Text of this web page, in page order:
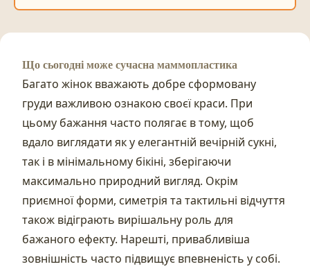
Що сьогодні може сучасна маммопластика
Багато жінок вважають добре сформовану
груди важливою ознакою своєї краси. При
цьому бажання часто полягає в тому, щоб
вдало виглядати як у елегантній вечірній сукні,
так і в мінімальному бікіні, зберігаючи
максимально природний вигляд. Окрім
приємної форми, симетрія та тактильні відчуття
також відіграють вирішальну роль для
бажаного ефекту. Нарешті, привабливіша
зовнішність часто підвищує впевненість у собі.